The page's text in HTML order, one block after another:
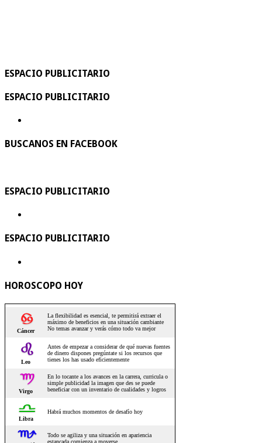
ESPACIO PUBLICITARIO
ESPACIO PUBLICITARIO
BUSCANOS EN FACEBOOK
ESPACIO PUBLICITARIO
ESPACIO PUBLICITARIO
HOROSCOPO HOY